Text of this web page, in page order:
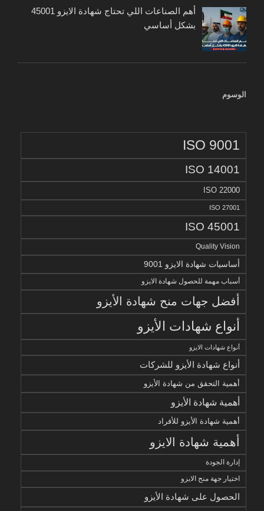
أهم الصناعات اللي تحتاج شهادة الايزو 45001
بشكل أساسي
الوسوم
ISO 9001
ISO 14001
ISO 22000
ISO 27001
ISO 45001
Quality Vision
أساسيات شهادة الايزو 9001
أسباب مهمة للحصول شهادة الايزو
أفضل جهات منح شهادة الأيزو
أنواع شهادات الأيزو
أنواع شهادات الايزو
أنواع شهادة الأيزو للشركات
أهمية التحقق من شهادة الأيزو
أهمية شهادة الأيزو
أهمية شهادة الأيزو للأفراد
أهمية شهادة الايزو
إدارة الجودة
اختيار جهة منح الايزو
الحصول على شهادة الأيزو